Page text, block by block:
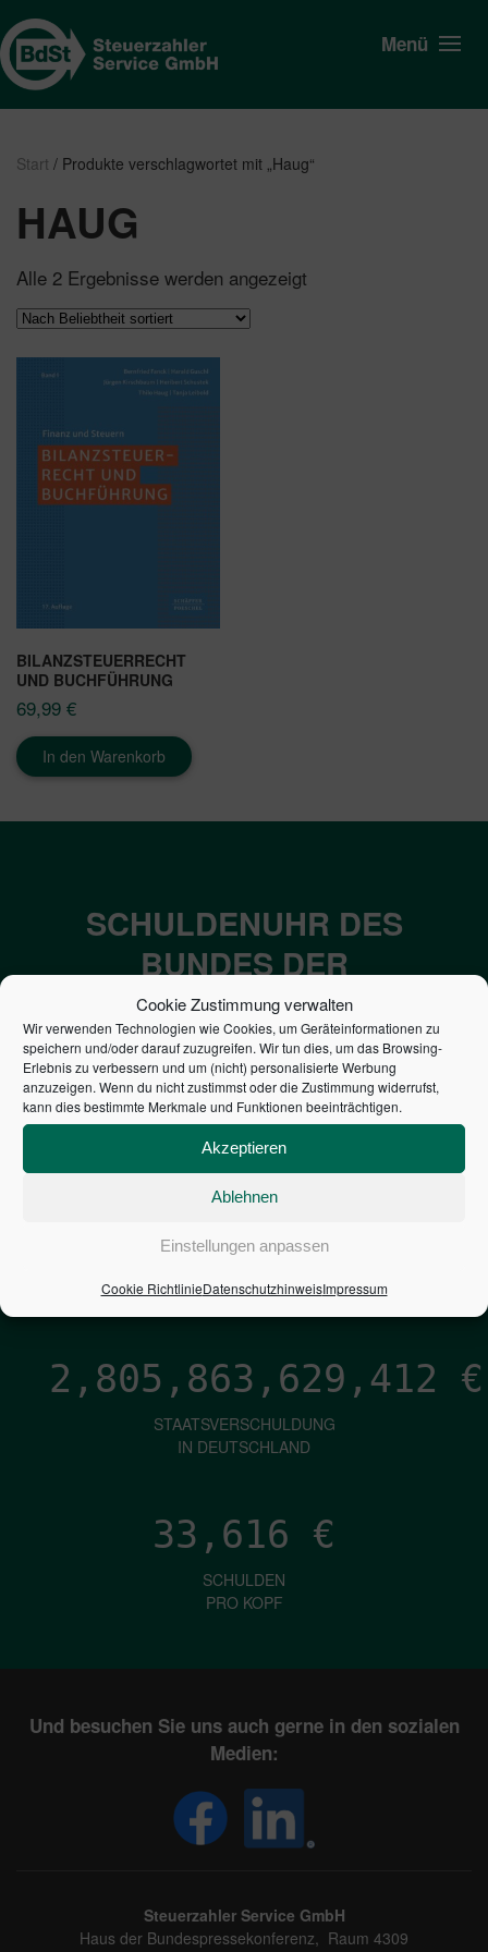
Cookie Zustimmung verwalten
Wir verwenden Technologien wie Cookies, um Geräteinformationen zu
speichern und/oder darauf zuzugreifen. Wir tun dies, um das Browsing-
Erlebnis zu verbessern und um (nicht) personalisierte Werbung
anzuzeigen. Wenn du nicht zustimmst oder die Zustimmung widerrufst,
kann dies bestimmte Merkmale und Funktionen beeinträchtigen.
Akzeptieren
Ablehnen
Einstellungen anpassen
Cookie RichtlinieDatenschutzhinweisImpressum
Menü
Start / Produkte verschlagwortet mit „Haug“
HAUG
Alle 2 Ergebnisse werden angezeigt
BILANZSTEUERRECHT
UND BUCHFÜHRUNG
69,99 €
In den Warenkorb
SCHULDENUHR DES
BUNDES DER
STEUERZAHLER
7,052€
NEUVERSCHULDUNG
PRO SEKUNDE
2,805,863,630,653 €
STAATSVERSCHULDUNG
IN DEUTSCHLAND
33,616 €
SCHULDEN
PRO KOPF
Und besuchen Sie uns auch gerne in den sozialen
Medien:
Steuerzahler Service GmbH
Haus der Bundespressekonferenz, Raum 4309